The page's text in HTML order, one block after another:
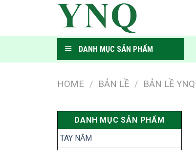
DANH MỤC SẢN PHẨM
HOME / BẢN LỀ / BẢN LỀ YNQ
DANH MỤC SẢN PHẨM
TAY NẮM